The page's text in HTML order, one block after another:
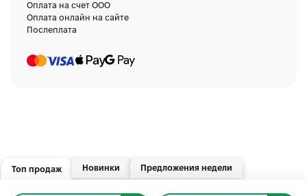
Оплата на счет ООО
Оплата онлайн на сайте
Послеплата
Топ продаж Новинки Предложения недели